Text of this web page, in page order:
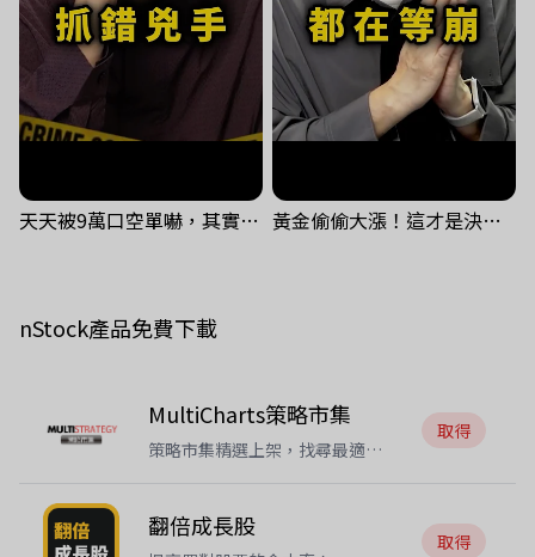
天天被9萬口空單嚇，其實你盯錯地方了｜Mr.Jimmy高志銘 #台股 #外資期貨 #融資 黃金偷偷大漲！這才是決定台股生死的「真風向球」！｜Mr.Jimmy高志銘 #黃金 #美元指數 #聯準會
nStock產品免費下載
MultiCharts策略市集
策略市集精選上架，找尋最適合
取得
翻倍成長股
取得